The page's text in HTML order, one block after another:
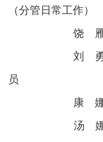
（分管日常工作）
饶
刘
员
康
汤